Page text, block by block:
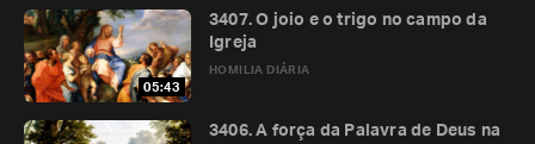
05:43
HOMILIA DIÁRIA
3407. O joio e o trigo no campo da
Igreja
3406. A força da Palavra de Deus na